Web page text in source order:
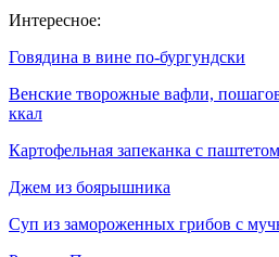
Интересное:
Говядина в вине по-бургундски
Венские творожные вафли,
ккал
Картофельная запеканка с
Джем из боярышника
Суп из замороженных грибов с